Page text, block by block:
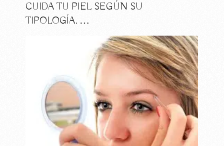
CUIDA TU PIEL SEGÚN SU
TIPOLOGÍA. …